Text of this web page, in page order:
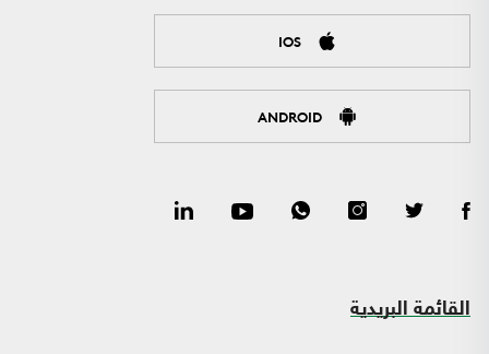
IOS
ANDROID
القائمة البريدية